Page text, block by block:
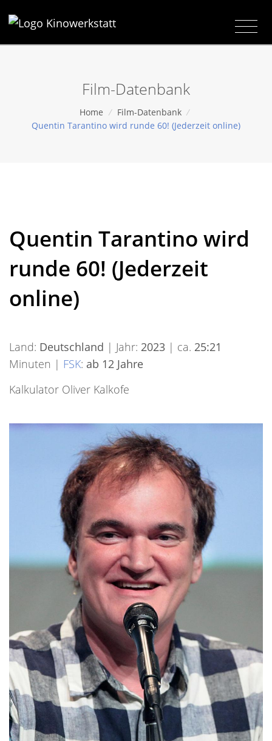
Film-Datenbank
Home / Film-Datenbank /
Quentin Tarantino wird runde 60! (Jederzeit online)
Quentin Tarantino wird
runde 60! (Jederzeit
online)
Land: Deutschland | Jahr: 2023 | ca. 25:21
Minuten | FSK: ab 12 Jahre
Kalkulator Oliver Kalkofe